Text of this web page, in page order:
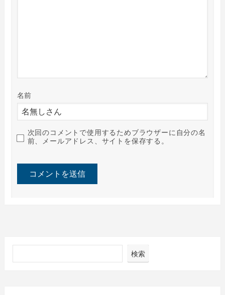
名前
次回のコメントで使用するためブラウザーに自分の名
前、メールアドレス、サイトを保存する。
検索